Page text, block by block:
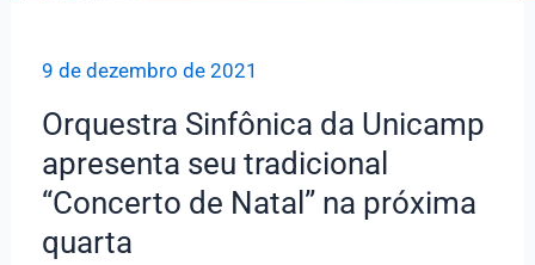
9 de dezembro de 2021
Orquestra Sinfônica da Unicamp
apresenta seu tradicional
“Concerto de Natal” na próxima
quarta